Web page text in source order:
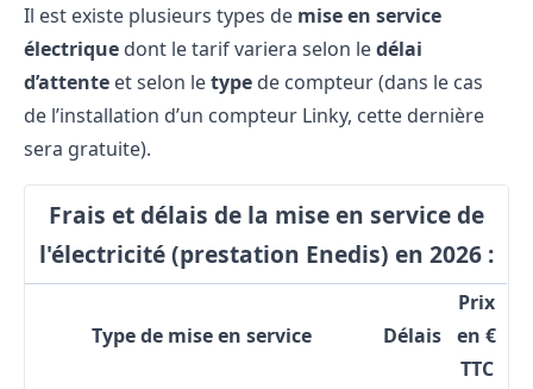
Il est existe plusieurs types de mise en service
électrique dont le tarif variera selon ledélai
d’attente et selon letype de compteur (dans le cas
de l’installation d’un compteur Linky, cette dernière
sera gratuite).
Frais et délais de la mise en service de
l'électricité (prestation Enedis) en 2026 :
Type de mise en service Délais
Prix
en €
TTC